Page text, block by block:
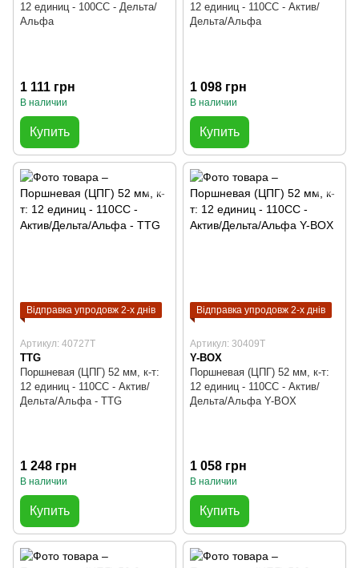
12 единиц - 100СС - Дельта/
Альфа
1 111 грн
В наличии
Купить
12 единиц - 110СС - Актив/
Дельта/Альфа
1 098 грн
В наличии
Купить
Відправка упродовж 2-х днів
Артикул: 40727T
TTG
Поршневая (ЦПГ) 52 мм, к-т:
12 единиц - 110СС - Актив/
Дельта/Альфа - TTG
1 248 грн
В наличии
Купить
Відправка упродовж 2-х днів
Артикул: 30409T
Y-BOX
Поршневая (ЦПГ) 52 мм, к-т:
12 единиц - 110СС - Актив/
Дельта/Альфа Y-BOX
1 058 грн
В наличии
Купить